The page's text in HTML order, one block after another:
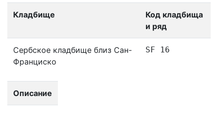
Кладбище
Код кладбища
и ряд
Сербское кладбище близ Сан-
Франциско
SF 16
Описание